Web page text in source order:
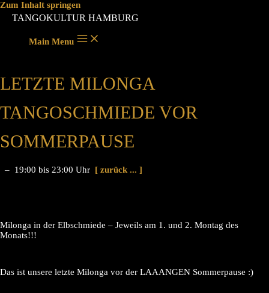
Zum Inhalt springen
TANGOKULTUR HAMBURG
Main Menu
LETZTE MILONGA
TANGOSCHMIEDE VOR
SOMMERPAUSE
– 19:00 bis 23:00 Uhr [ zurück ... ]
Milonga in der Elbschmiede – Jeweils am 1. und 2. Montag des
Monats!!!
Das ist unsere letzte Milonga vor der LAAANGEN Sommerpause :)